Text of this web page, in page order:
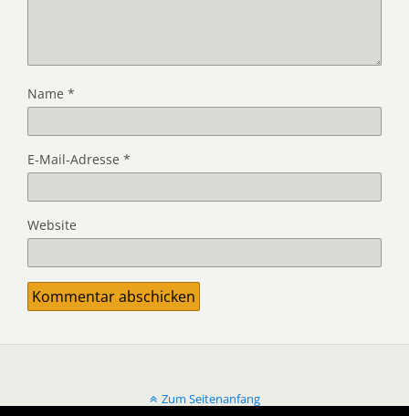
Name *
E-Mail-Adresse *
Website
Zum Seitenanfang